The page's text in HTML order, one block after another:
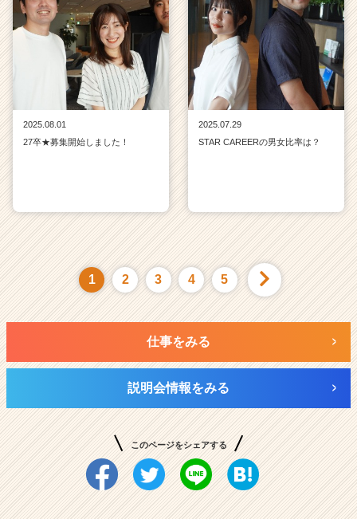
2025.08.01
27卒★募集開始しました！
2025.07.29
STAR CAREERの男女比率は？
1 2 3 4 5
仕事をみる
説明会情報をみる
このページをシェアする